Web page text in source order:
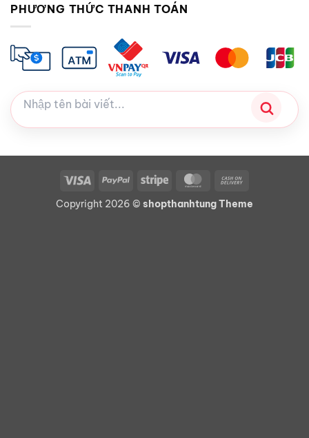
PHƯƠNG THỨC THANH TOÁN
Visa PayPal Stripe MasterCard
Delivery
Copyright 2026 © shopthanhtung Theme